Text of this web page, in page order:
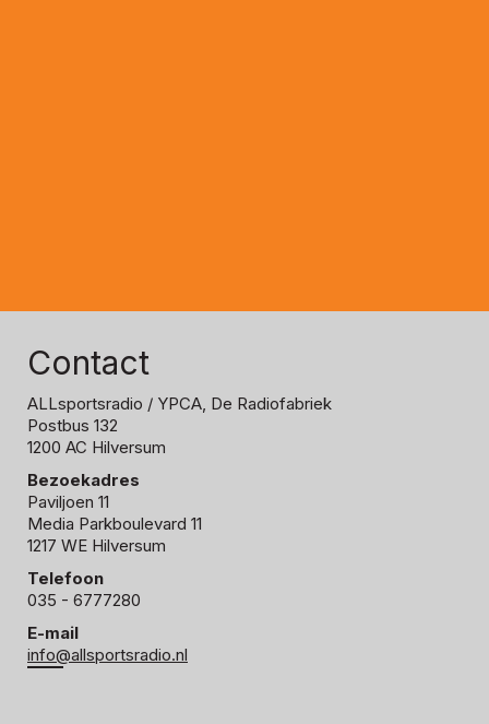
Contact
ALLsportsradio / YPCA, De Radiofabriek
Postbus 132
1200 AC Hilversum
Bezoekadres
Paviljoen 11
Media Parkboulevard 11
1217 WE Hilversum
Telefoon
035 - 6777280
E-mail
info@allsportsradio.nl